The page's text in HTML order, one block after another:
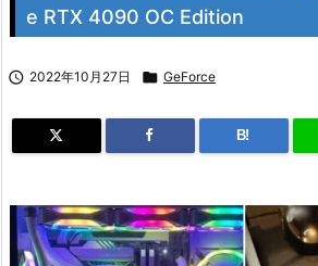
e RTX 4090 OC Edition
 2022年10月27日  GeForce
B!